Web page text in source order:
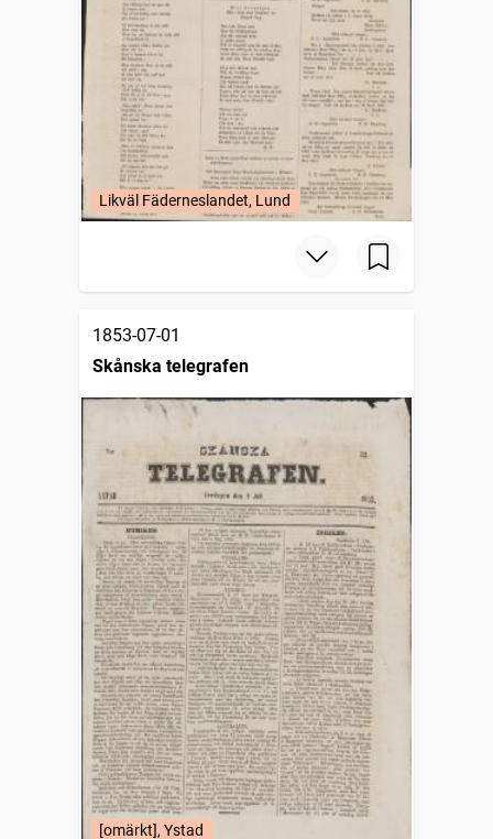
Likväl Fäderneslandet, Lund
1853-07-01
Skånska telegrafen
[omärkt], Ystad